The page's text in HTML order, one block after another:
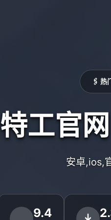
🖇️ 热
工官
安卓,ios,
9.4